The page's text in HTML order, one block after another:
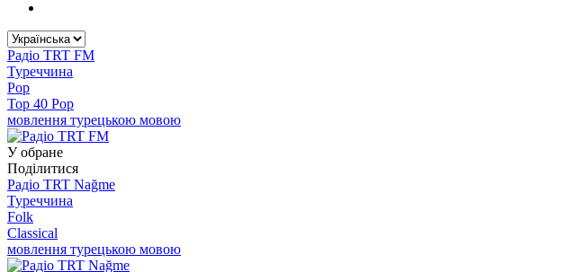
Радіо TRT FM
Туреччина
Pop
Top 40 Pop
мовлення турецькою мовою
У обране
Поділитися
Радіо TRT Nağme
Туреччина
Folk
Classical
мовлення турецькою мовою